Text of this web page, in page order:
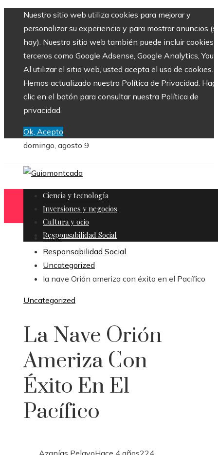
Nuestro sitio web utiliza cookies para mejorar y
personalizar su experiencia y para mostrar anuncios
hay). Nuestro sitio web también puede incluir cookies
terceros como Google Adsense, Google Analytics,
Al utilizar el sitio web, usted acepta el uso de cookies.
Hemos actualizado nuestra Política de Privacidad.
clic en el botón para consultar nuestra Política de
privacidad.
Ok, Acepto
domingo, agosto 9
Ciencia y tecnología
Inversiones y negocios
Cultura y ocio
Responsabilidad Social
Inicio
Responsabilidad Social
Uncategorized
la nave Orión ameriza con éxito en el Pacífico
Uncategorized
La Nave Orión
Ameriza Con
Éxito En El
Pacífico